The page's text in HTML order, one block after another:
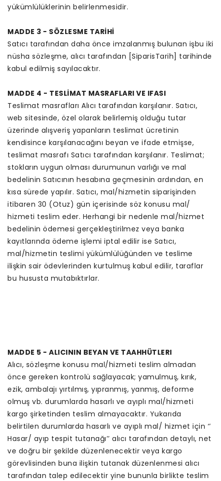
yükümlülüklerinin belirlenmesidir.
MADDE 3 - SÖZLESME TARİHİ
Satıcı tarafından daha önce imzalanmış bulunan işbu iki
nüsha sözleşme, alıcı tarafından [SiparisTarih] tarihinde
kabul edilmiş sayılacaktır.
MADDE 4 - TESLİMAT MASRAFLARI VE IFASI
Teslimat masrafları Alıcı tarafından karşılanır. Satıcı,
web sitesinde, özel olarak belirlemiş olduğu tutar
üzerinde alışveriş yapanların teslimat ücretinin
kendisince karşılanacağını beyan ve ifade etmişse,
teslimat masrafı Satıcı tarafından karşılanır. Teslimat;
stokların uygun olması durumunun varlığı ve mal
bedelinin Satıcının hesabına geçmesinin ardından, en
kısa sürede yapılır. Satıcı, mal/hizmetin siparişinden
itibaren 30 (Otuz) gün içerisinde söz konusu mal/
hizmeti teslim eder. Herhangi bir nedenle mal/hizmet
bedelinin ödemesi gerçekleştirilmez veya banka
kayıtlarında ödeme işlemi iptal edilir ise Satıcı,
mal/hizmetin teslimi yükümlülüğünden ve teslime
ilişkin sair ödevlerinden kurtulmuş kabul edilir, taraflar
bu hususta mutabıktırlar.
MADDE 5 - ALICININ BEYAN VE TAAHHÜTLERI
Alıcı, sözleşme konusu mal/hizmeti teslim almadan
önce gereken kontrolü sağlayacak; yamulmuş, kırık,
ezik, ambalajı yırtılmış, yıpranmış, yanmış, deforme
olmuş vb. durumlarda hasarlı ve ayıplı mal/hizmeti
kargo şirketinden teslim almayacaktır. Yukarıda
belirtilen durumlarda hasarlı ve ayıplı mal/ hizmet için ‘’
Hasar/ ayıp tespit tutanağı’’ alıcı tarafından detaylı, net
ve doğru bir şekilde düzenlenecektir veya kargo
görevlisinden buna ilişkin tutanak düzenlenmesi alıcı
tarafından talep edilecektir yine bununla birlikte teslim